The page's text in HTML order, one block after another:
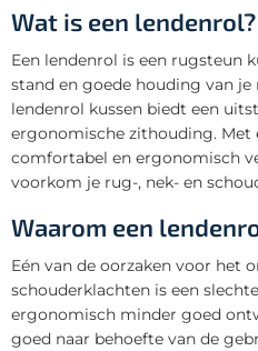
Wat is een lendenrol?
Een lendenrol is een rugsteun
stand en goede houding van
lendenrol kussen biedt een
ergonomische zithouding. Met
comfortabel en ergonomisch
voorkom je rug-, nek- en
Waarom een
Eén van de oorzaken voor het
schouderklachten is een
ergonomisch minder goed
goed naar behoefte van de